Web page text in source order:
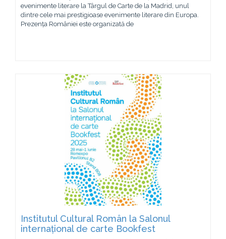
evenimente literare la Târgul de Carte de la Madrid, unul
dintre cele mai prestigioase evenimente literare din Europa.
Prezența României este organizată de
Institutul Cultural Român la Salonul
internațional de carte Bookfest